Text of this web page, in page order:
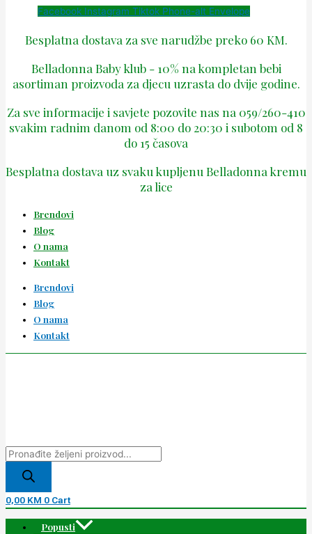
Facebook Instagram Tiktok Phone-alt Envelope
Besplatna dostava za sve narudžbe preko 60 KM.
Belladonna Baby klub - 10% na kompletan bebi
asortiman proizvoda za djecu uzrasta do dvije godine.
Za sve informacije i savjete pozovite nas na 059/260-410
svakim radnim danom od 8:00 do 20:30 i subotom od 8
do 15 časova
Besplatna dostava uz svaku kupljenu Belladonna kremu
za lice
Brendovi
Blog
O nama
Kontakt
Brendovi
Blog
O nama
Kontakt
0,00 KM 0 Cart
Popusti